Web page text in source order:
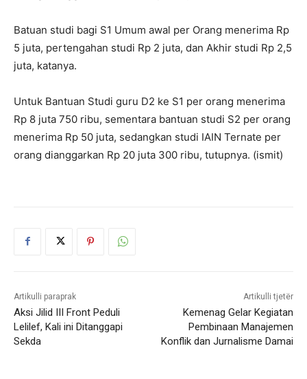
Batuan studi bagi S1 Umum awal per Orang menerima Rp
5 juta, pertengahan studi Rp 2 juta, dan Akhir studi Rp 2,5
juta, katanya.
Untuk Bantuan Studi guru D2 ke S1 per orang menerima
Rp 8 juta 750 ribu, sementara bantuan studi S2 per orang
menerima Rp 50 juta, sedangkan studi IAIN Ternate per
orang dianggarkan Rp 20 juta 300 ribu, tutupnya. (ismit)
Artikulli paraprak
Aksi Jilid III Front Peduli
Lelilef, Kali ini Ditanggapi
Sekda
Artikulli tjetër
Kemenag Gelar Kegiatan
Pembinaan Manajemen
Konflik dan Jurnalisme Damai